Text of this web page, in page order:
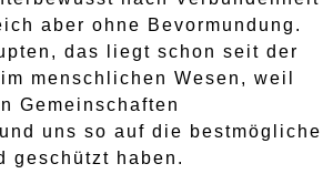
aber ohne Bevormundung.
das liegt schon seit der
menschlichen Wesen, weil
Gemeinschaften
uns so auf die bestmögliche
geschützt haben.